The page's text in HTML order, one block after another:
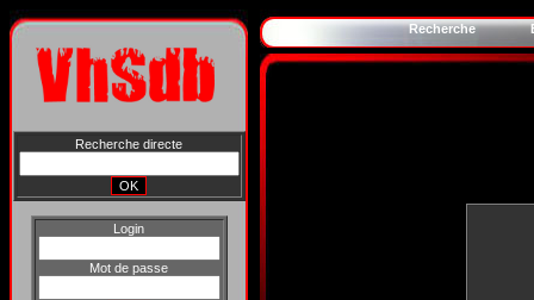
Recherche directe
Login
Mot de passe
Recherche